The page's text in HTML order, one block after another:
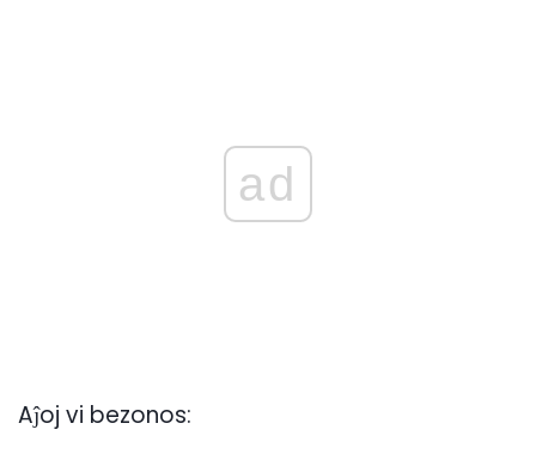
ad
Aĵoj vi bezonos: